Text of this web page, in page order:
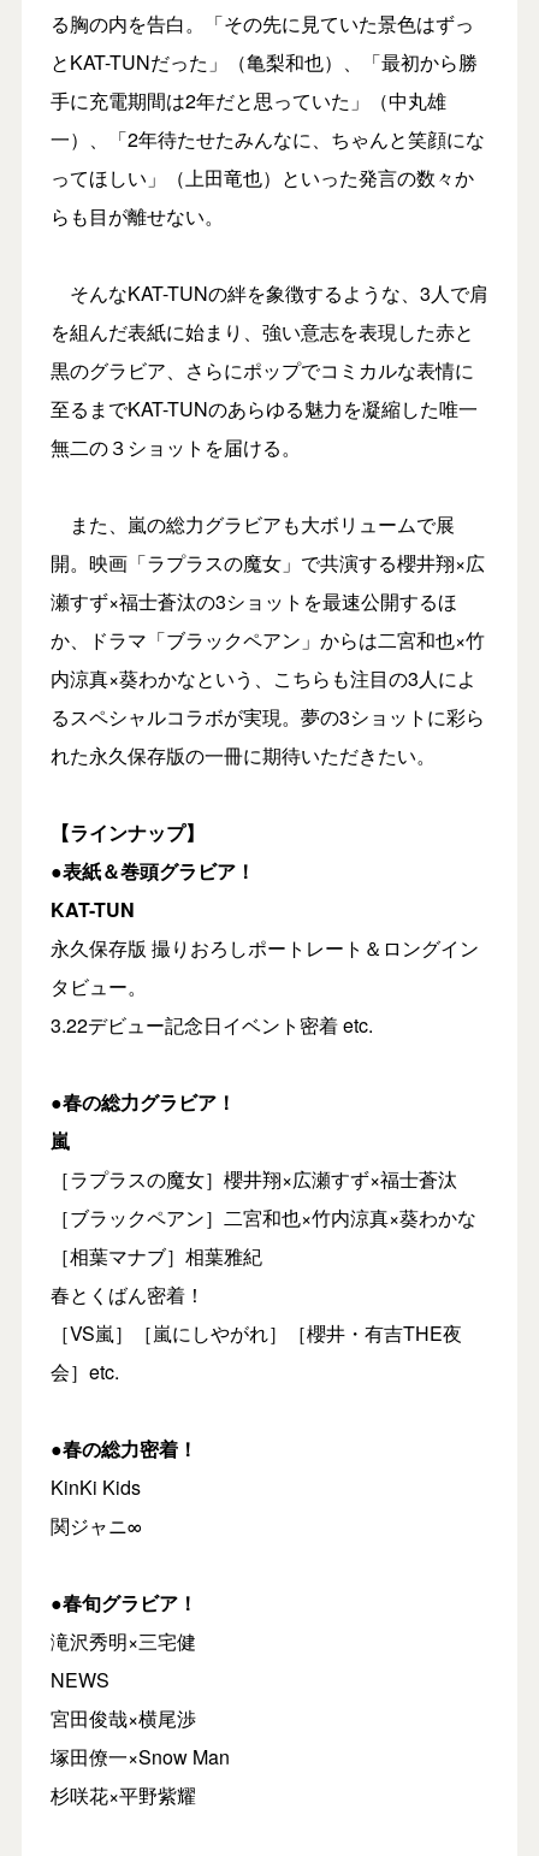
る胸の内を告白。「その先に見ていた景色はずっ
とKAT-TUNだった」（亀梨和也）、「最初から勝
手に充電期間は2年だと思っていた」（中丸雄
一）、「2年待たせたみんなに、ちゃんと笑顔にな
ってほしい」（上田竜也）といった発言の数々か
らも目が離せない。
そんなKAT-TUNの絆を象徴するような、3人で肩
を組んだ表紙に始まり、強い意志を表現した赤と
黒のグラビア、さらにポップでコミカルな表情に
至るまでKAT-TUNのあらゆる魅力を凝縮した唯一
無二の３ショットを届ける。
また、嵐の総力グラビアも大ボリュームで展
開。映画「ラプラスの魔女」で共演する櫻井翔×広
瀬すず×福士蒼汰の3ショットを最速公開するほ
か、ドラマ「ブラックペアン」からは二宮和也×竹
内涼真×葵わかなという、こちらも注目の3人によ
るスペシャルコラボが実現。夢の3ショットに彩ら
れた永久保存版の一冊に期待いただきたい。
【ラインナップ】
●表紙＆巻頭グラビア！
KAT-TUN
永久保存版 撮りおろしポートレート＆ロングイン
タビュー。
3.22デビュー記念日イベント密着 etc.
●春の総力グラビア！
嵐
［ラプラスの魔女］櫻井翔×広瀬すず×福士蒼汰
［ブラックペアン］二宮和也×竹内涼真×葵わかな
［相葉マナブ］相葉雅紀
春とくばん密着！
［VS嵐］［嵐にしやがれ］［櫻井・有吉THE夜
会］etc.
●春の総力密着！
KinKi Kids
関ジャニ∞
●春旬グラビア！
滝沢秀明×三宅健
NEWS
宮田俊哉×横尾渉
塚田僚一×Snow Man
杉咲花×平野紫耀